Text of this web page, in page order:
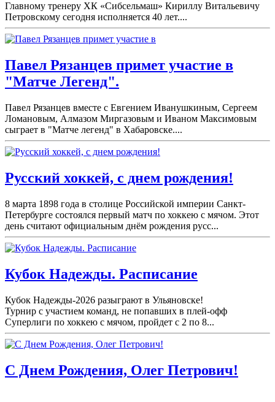
Главному тренеру ХК «Сибсельмаш» Кириллу Витальевичу
Петровскому сегодня исполняется 40 лет....
Павел Рязанцев примет участие в
"Матче Легенд".
Павел Рязанцев вместе с Евгением Иванушкиным, Сергеем
Ломановым, Алмазом Миргазовым и Иваном Максимовым
сыграет в "Матче легенд" в Хабаровске....
Русский хоккей, с днем рождения!
8 марта 1898 года в столице Российской империи Санкт-
Петербурге состоялся первый матч по хоккею с мячом. Этот
день считают официальным днём рождения русс...
Кубок Надежды. Расписание
Кубок Надежды-2026 разыграют в Ульяновске!
Турнир с участием команд, не попавших в плей-офф
Суперлиги по хоккею с мячом, пройдет с 2 по 8...
С Днем Рождения, Олег Петрович!